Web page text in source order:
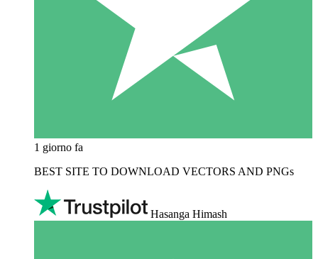
1 giorno fa
BEST SITE TO DOWNLOAD VECTORS AND PNGs
Hasanga Himash